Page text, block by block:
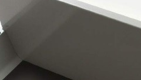
материалов, которые
на кухне и в жилых помещениях.
и прочностью, легко
размеры и подходит для
ящиков.